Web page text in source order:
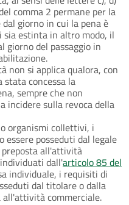
comma 2 permane per la
giorno in cui la pena è
sia estinta in altro modo, il
giorno del passaggio in
non si applica qualora, con
stata concessa la
sempre che non
incidere sulla revoca della
organismi collettivi, i
essere posseduti dal legale
all'attività
dall'articolo 85 del
individuale, i requisiti di
dal titolare o dalla
commerciale.